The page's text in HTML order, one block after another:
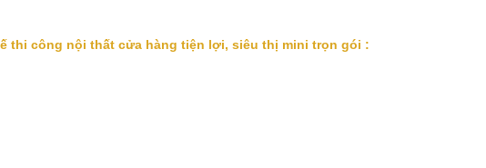
thi công nội thất cửa hàng tiện lợi, siêu thị mini trọn gói :